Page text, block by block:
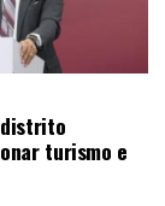
distrito
turismo e